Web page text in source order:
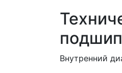
Внутренний